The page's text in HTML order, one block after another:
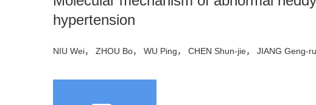
hypertension
NIU Wei， ZHOU Bo， WU Ping， CHEN Shun-jie， JIANG